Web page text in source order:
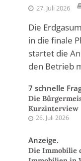
27. Juli 2026
Die
in die finale
startet die
den Betrieb
7 schnelle
Die
Kurzinterview
26. Juli 2026
Anzeige.
Die Immobilie